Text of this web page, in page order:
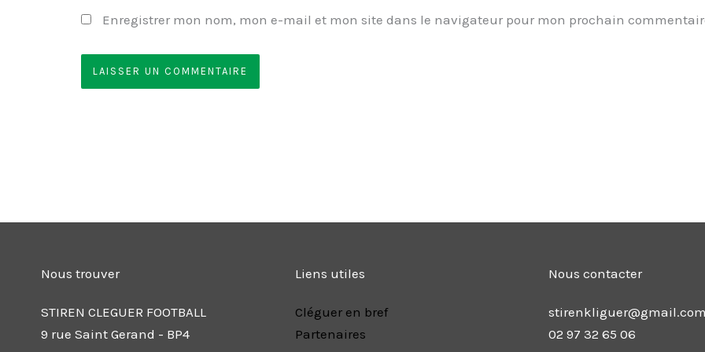
Enregistrer mon nom, mon e-mail et mon site dans le navigateur pour mon prochain
Nous trouver
STIREN CLEGUER FOOTBALL
9 rue Saint Gerand - BP4
Liens utiles
Cléguer en bref
Partenaires
Nous contacter
stirenkliguer@gmail.com
02 97 32 65 06